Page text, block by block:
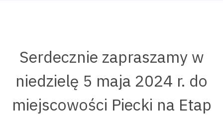
Serdecznie zapraszamy w
niedzielę 5 maja 2024 r. do
miejscowości Piecki na Etap